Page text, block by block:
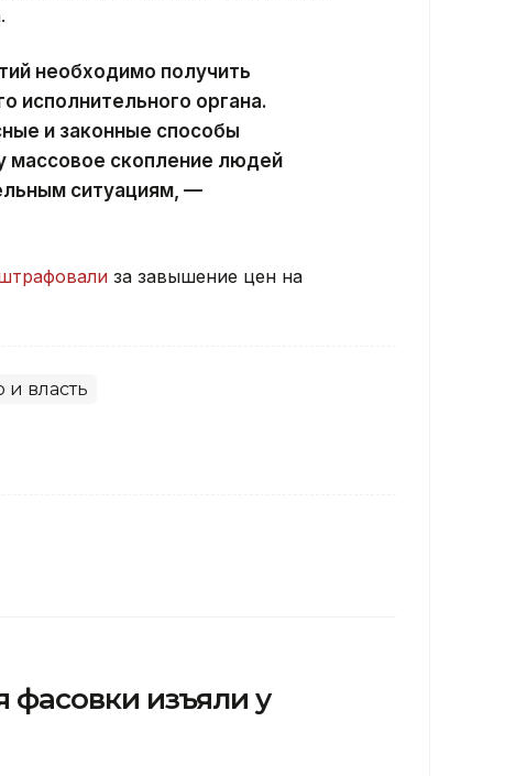
необходимо получить
исполнительного органа.
и законные способы
массовое скопление людей
ситуациям, —
за завышение цен на
власть
изъяли у